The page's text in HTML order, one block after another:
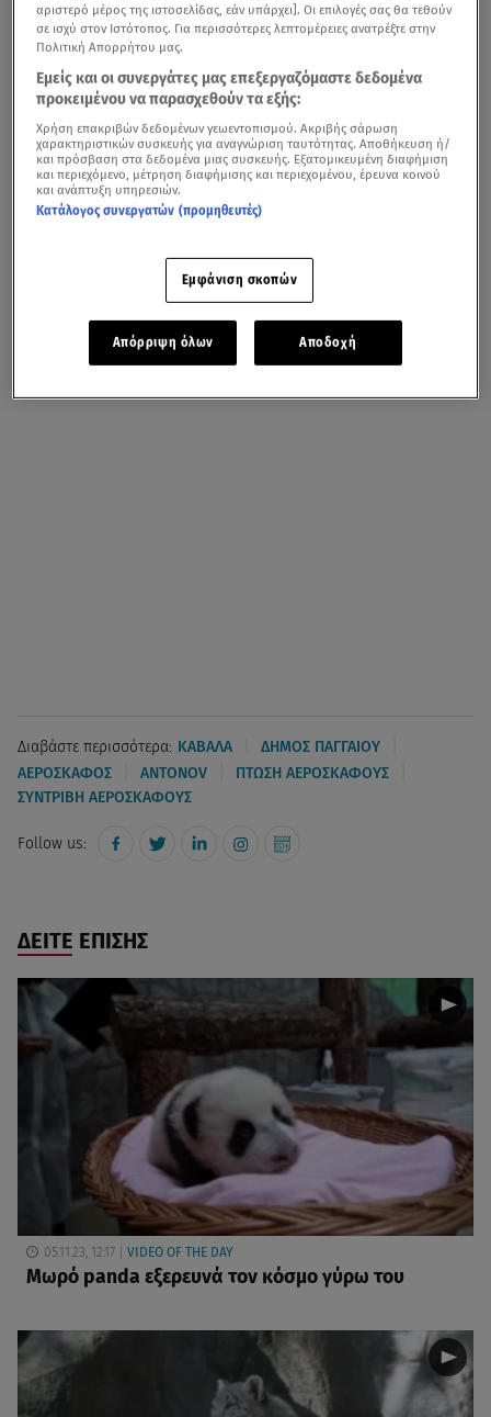
Διαβάστε περισσότερα: ΚΑΒΑΛΑ ΔΗΜΟΣ ΠΑΓΓΑΙΟΥ
ΑΕΡΟΣΚΑΦΟΣ ANTONOV ΠΤΩΣΗ ΑΕΡΟΣΚΑΦΟΥΣ
ΣΥΝΤΡΙΒΗ ΑΕΡΟΣΚΑΦΟΥΣ
Follow us:
ΔΕΙΤΕ ΕΠΙΣΗΣ
05.11.23, 12:17 VIDEO OF THE DAY
Μωρό panda εξερευνά τον κόσμο γύρω του
αριστερό μέρος της ιστοσελίδας, εάν υπάρχει]. Οι επιλογές σας θα τεθούν
σε ισχύ στον Ιστότοπος. Για περισσότερες λεπτομέρειες ανατρέξτε στην
Πολιτική Απορρήτου μας.
Εμείς και οι συνεργάτες μας επεξεργαζόμαστε δεδομένα
προκειμένου να παρασχεθούν τα εξής:
Χρήση επακριβών δεδομένων γεωεντοπισμού. Ακριβής σάρωση
χαρακτηριστικών συσκευής για αναγνώριση ταυτότητας. Αποθήκευση ή/
και πρόσβαση στα δεδομένα μιας συσκευής. Εξατομικευμένη διαφήμιση
και περιεχόμενο, μέτρηση διαφήμισης και περιεχομένου, έρευνα κοινού
και ανάπτυξη υπηρεσιών.
Κατάλογος συνεργατών (προμηθευτές)
Εμφάνιση σκοπών
Απόρριψη όλων Αποδοχή